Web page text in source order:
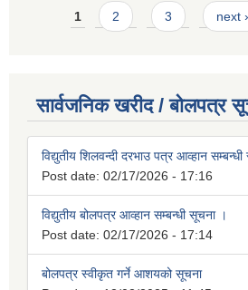
Pages
1 2 3 next ›
सार्वजनिक खरीद / बोलपत्र
विद्युतीय शिलवन्दी दरभाउ पत्र आव्हान
Post date: 02/17/2026 - 17:16
विद्युतीय बोलपत्र आव्हान सम्बन्धी सूचना ।
Post date: 02/17/2026 - 17:14
बोलपत्र स्वीकृत गर्ने आशयको सूचना